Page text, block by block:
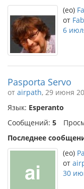
(eo)
от
6
Pasporta Servo
от airpath, 29 июня
Язык: Esperanto
Сообщений: 5
Последнее
(eo)
от
30